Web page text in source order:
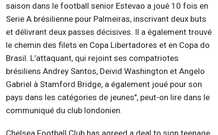
saison dans le football senior Estevao a joué 10 fois en
Serie A brésilienne pour Palmeiras, inscrivant deux buts
et délivrant deux passes décisives. Il a également trouvé
le chemin des filets en Copa Libertadores et en Copa do
Brasil. L’attaquant, qui rejoint ses compatriotes
brésiliens Andrey Santos, Deivid Washington et Angelo
Gabriel à Stamford Bridge, a également joué pour son
pays dans les catégories de jeunes", peut-on lire dans le
communiqué du club londonien.
Chelsea Football Club has agreed a deal to sign teenage